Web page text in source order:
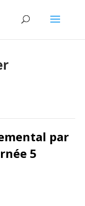
par
5